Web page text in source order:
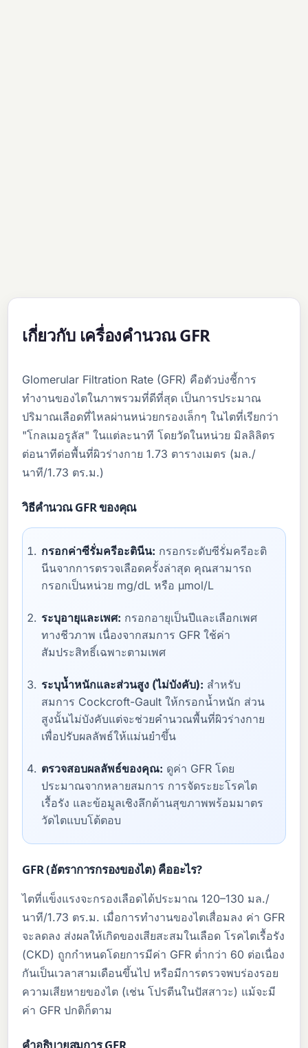
เกี่ยวกับ เครื่องคำนวณ GFR
Glomerular Filtration Rate (GFR) คือตัวบ่งชี้การ
ทำงานของไตในภาพรวมที่ดีที่สุด เป็นการประมาณ
ปริมาณเลือดที่ไหลผ่านหน่วยกรองเล็กๆ ในไตที่เรียกว่า
"โกลเมอรูลัส" ในแต่ละนาที โดยวัดในหน่วย มิลลิลิตร
ต่อนาทีต่อพื้นที่ผิวร่างกาย 1.73 ตารางเมตร (มล./
นาที/1.73 ตร.ม.)
วิธีคำนวณ GFR ของคุณ
กรอกค่าซีรั่มครีอะตินีน: กรอกระดับซีรั่มครีอะติ
นีนจากการตรวจเลือดครั้งล่าสุด คุณสามารถ
กรอกเป็นหน่วย mg/dL หรือ µmol/L
ระบุอายุและเพศ: กรอกอายุเป็นปีและเลือกเพศ
ทางชีวภาพ เนื่องจากสมการ GFR ใช้ค่า
สัมประสิทธิ์เฉพาะตามเพศ
ระบุน้ำหนักและส่วนสูง (ไม่บังคับ): สำหรับ
สมการ Cockcroft-Gault ให้กรอกน้ำหนัก ส่วน
สูงนั้นไม่บังคับแต่จะช่วยคำนวณพื้นที่ผิวร่างกาย
เพื่อปรับผลลัพธ์ให้แม่นยำขึ้น
ตรวจสอบผลลัพธ์ของคุณ: ดูค่า GFR โดย
ประมาณจากหลายสมการ การจัดระยะโรคไต
เรื้อรัง และข้อมูลเชิงลึกด้านสุขภาพพร้อมมาตร
วัดไตแบบโต้ตอบ
GFR (อัตราการกรองของไต) คืออะไร?
ไตที่แข็งแรงจะกรองเลือดได้ประมาณ 120–130 มล./
นาที/1.73 ตร.ม. เมื่อการทำงานของไตเสื่อมลง ค่า GFR
จะลดลง ส่งผลให้เกิดของเสียสะสมในเลือด โรคไตเรื้อรัง
(CKD) ถูกกำหนดโดยการมีค่า GFR ต่ำกว่า 60 ต่อเนื่อง
กันเป็นเวลาสามเดือนขึ้นไป หรือมีการตรวจพบร่องรอย
ความเสียหายของไต (เช่น โปรตีนในปัสสาวะ) แม้จะมี
ค่า GFR ปกติก็ตาม